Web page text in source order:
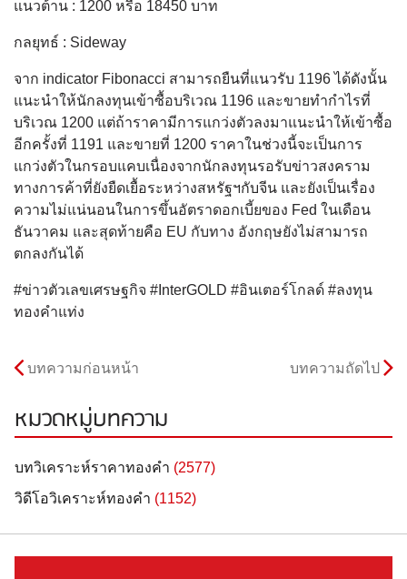
แนวต้าน : 1200 หรือ 18450 บาท
กลยุทธ์ : Sideway
จาก indicator Fibonacci สามารถยืนที่แนวรับ 1196 ได้ดังนั้น
แนะนำให้นักลงทุนเข้าซื้อบริเวณ 1196 และขายทำกำไรที่
บริเวณ 1200 แต่ถ้าราคามีการแกว่งตัวลงมาแนะนำให้เข้าซื้อ
อีกครั้งที่ 1191 และขายที่ 1200 ราคาในช่วงนี้จะเป็นการ
แกว่งตัวในกรอบแคบเนื่องจากนักลงทุนรอรับข่าวสงคราม
ทางการค้าที่ยังยืดเยื้อระหว่างสหรัฐฯกับจีน และยังเป็นเรื่อง
ความไม่แน่นอนในการขึ้นอัตราดอกเบี้ยของ Fed ในเดือน
ธันวาคม และสุดท้ายคือ EU กับทาง อังกฤษยังไม่สามารถ
ตกลงกันได้
#ข่าวตัวเลขเศรษฐกิจ #InterGOLD #อินเตอร์โกลด์ #ลงทุน
ทองคำแท่ง
บทความก่อนหน้า บทความถัดไป
หมวดหมู่บทความ
บทวิเคราะห์ราคาทองคำ (2577)
วิดีโอวิเคราะห์ทองคำ (1152)